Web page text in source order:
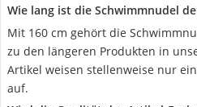
Wie lang ist die Schwimmnudel
Mit 160 cm gehört die
zu den längeren Produkten in
Artikel weisen stellenweise nur
auf.